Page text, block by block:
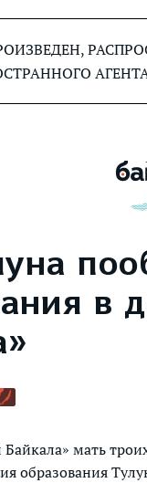
в
мать
образования